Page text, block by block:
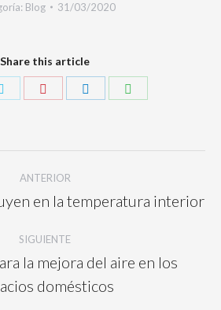
Blog 31/03/2020
Share this article
ANTERIOR
en la temperatura interior
SIGUIENTE
la mejora del aire en los
domésticos